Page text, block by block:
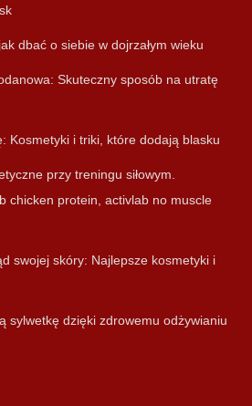
dbać o siebie w dojrzałym wieku
Skuteczny sposób na utratę
Kosmetyki i triki, które dodają blasku
przy treningu siłowym.
chicken protein, activlab no muscle
swojej skóry: Najlepsze kosmetyki i
sylwetkę dzięki zdrowemu odżywianiu